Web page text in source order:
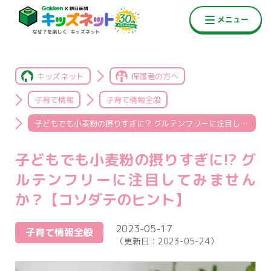
キッズネット 保護者の方へ
子育て情報 子育て情報全般
子どもでも小麦粉の摂りすぎに!? グルテンフリーに注目してみませんか？【コソダテのヒント】
子どもでも小麦粉の摂りすぎに!? グ
ルテンフリーに注目してみません
か？【コソダテのヒント】
子育て情報全般 2023-05-17
（更新日： 2023-05-24）